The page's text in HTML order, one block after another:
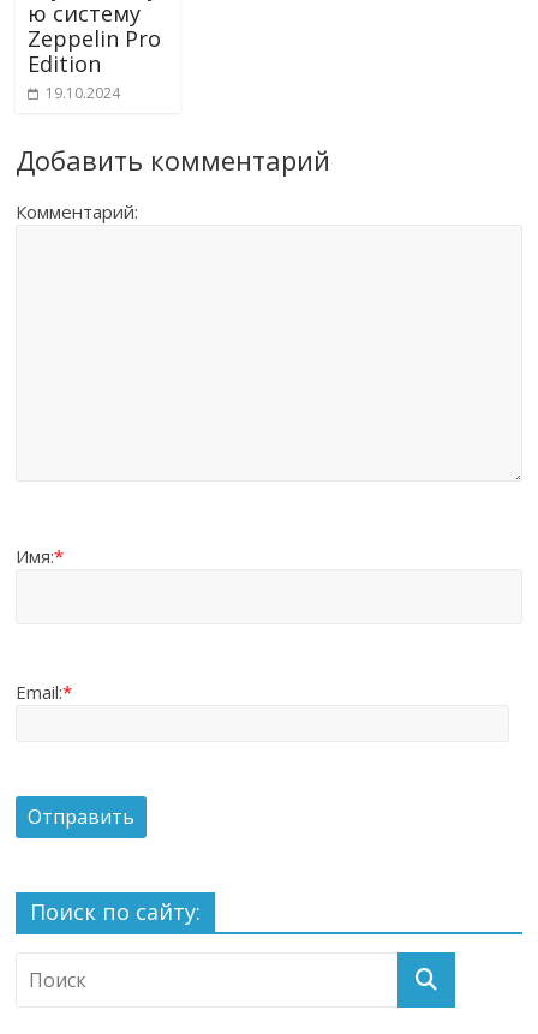
ю систему
Zeppelin Pro
Edition
19.10.2024
Добавить комментарий
Комментарий:
Имя:*
Email:*
Поиск по сайту: